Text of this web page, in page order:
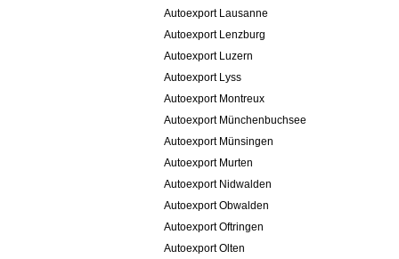
Autoexport Lausanne
Autoexport Lenzburg
Autoexport Luzern
Autoexport Lyss
Autoexport Montreux
Autoexport Münchenbuchsee
Autoexport Münsingen
Autoexport Murten
Autoexport Nidwalden
Autoexport Obwalden
Autoexport Oftringen
Autoexport Olten